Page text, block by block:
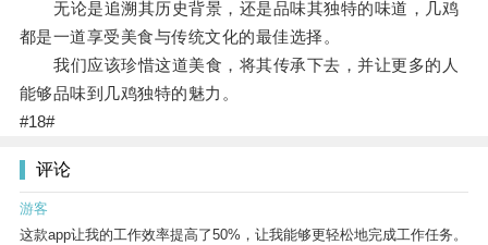
无论是追溯其历史背景，还是品味其独特的味道，几鸡
都是一道享受美食与传统文化的最佳选择。
我们应该珍惜这道美食，将其传承下去，并让更多的人
能够品味到几鸡独特的魅力。
#18#
评论
游客
这款app让我的工作效率提高了50%，让我能够更轻松地完成工作任务。